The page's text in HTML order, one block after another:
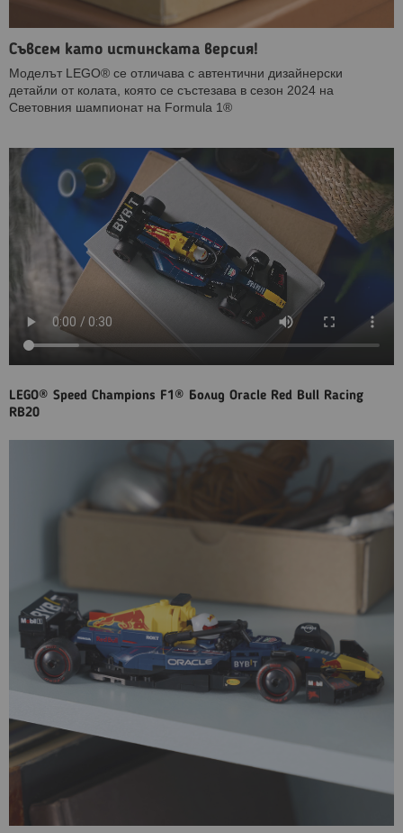
Съвсем като истинската версия!
Моделът LEGO® се отличава с автентични дизайнерски
детайли от колата, която се състезава в сезон 2024 на
Световния шампионат на Formula 1®
LEGO® Speed Champions F1® Болид Oracle Red Bull Racing
RB20